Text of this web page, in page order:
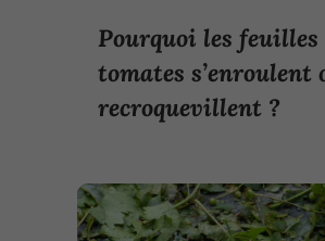
Pourquoi les feuilles
tomates s’enroulent
recroquevillent ?